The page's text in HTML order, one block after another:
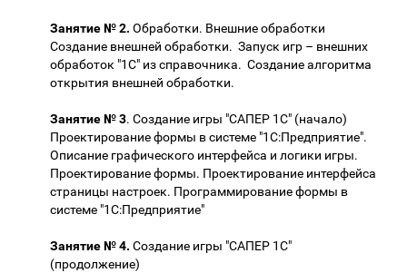
Занятие № 2. Обработки. Внешние обработки
Создание внешней обработки. Запуск игр – внешних
обработок "1С" из справочника. Создание алгоритма
открытия внешней обработки.
Занятие № 3. Создание игры "САПЕР 1С" (начало)
Проектирование формы в системе "1С:Предприятие".
Описание графического интерфейса и логики игры.
Проектирование формы. Проектирование интерфейса
страницы настроек. Программирование формы в
системе "1С:Предприятие"
Занятие № 4. Создание игры "САПЕР 1С"
(продолжение)